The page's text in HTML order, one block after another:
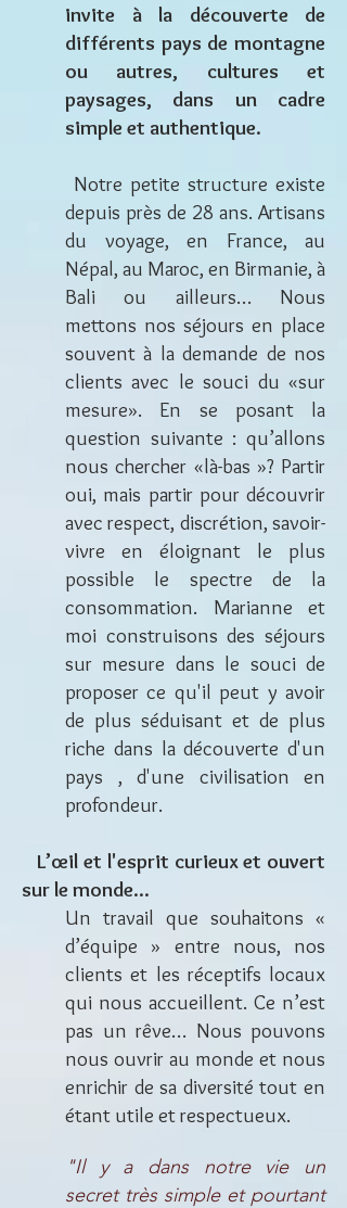
invite à la découverte de
différents pays de montagne
ou autres, cultures et
paysages, dans un cadre
simple et authentique.
Notre petite structure existe
depuis près de 28 ans. Artisans
du voyage, en France, au
Népal, au Maroc, en Birmanie, à
Bali ou ailleurs… Nous
mettons nos séjours en place
souvent à la demande de nos
clients avec le souci du «sur
mesure». En se posant la
question suivante : qu’allons
nous chercher «là-bas »? Partir
oui, mais partir pour découvrir
avec respect, discrétion, savoir-
vivre en éloignant le plus
possible le spectre de la
consommation. Marianne et
moi construisons des séjours
sur mesure dans le souci de
proposer ce qu'il peut y avoir
de plus séduisant et de plus
riche dans la découverte d'un
pays , d'une civilisation en
profondeur.
L’œil et l'esprit curieux et ouvert
sur le monde...
​Un travail que souhaitons «
d’équipe » entre nous, nos
clients et les réceptifs locaux
qui nous accueillent. Ce n’est
pas un rêve… Nous pouvons
nous ouvrir au monde et nous
enrichir de sa diversité tout en
étant utile et respectueux.
"Il y a dans notre vie un
secret très simple et pourtant